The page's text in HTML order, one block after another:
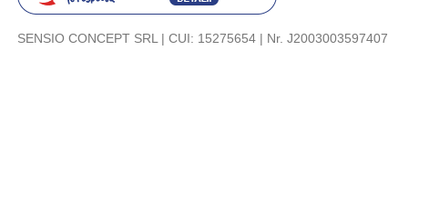
SENSIO CONCEPT SRL | CUI: 15275654 | Nr. J2003003597407